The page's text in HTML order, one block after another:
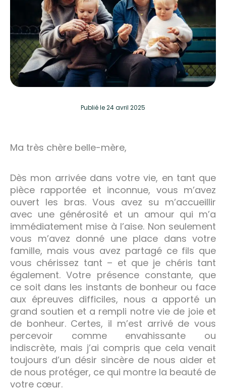
Publiéle 24 avril 2025
Ma très chère belle-mère,
Dès mon arrivée dans votre vie, en tant que
pièce rapportée et inconnue, vous m’avez
ouvert les bras. Vous avez su m’accueillir
avec une générosité et un amour qui m’a
immédiatement mise à l’aise. Non seulement
vous m’avez donné une place dans votre
famille, mais vous avez partagé ce fils que
vous chérissez tant – et que je chéris tant
également. Votre présence constante, que
ce soit dans les instants de bonheur ou face
aux épreuves difficiles, nous a apporté un
grand soutien et a rempli notre vie de joie et
de bonheur. Certes, il m’est arrivé de vous
percevoir comme envahissante ou
indiscrète, mais j’ai compris que cela venait
toujours d’un désir sincère de nous aider et
de nous protéger, ce qui montre la beauté de
votre cœur.